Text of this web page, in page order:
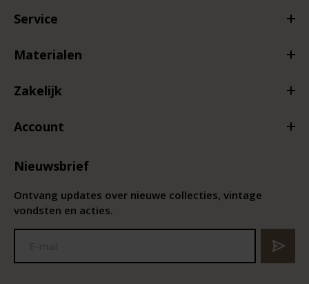
Service
Materialen
Zakelijk
Account
Nieuwsbrief
Ontvang updates over nieuwe collecties, vintage
vondsten en acties.